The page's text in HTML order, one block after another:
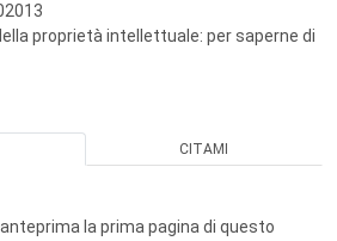
proprietà intellettuale: per saperne di
CITAMI
la prima pagina di questo